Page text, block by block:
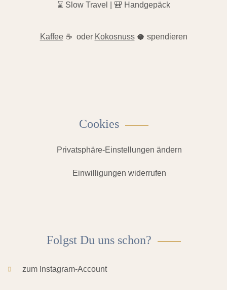
⌛️ Slow Travel | 🎒 Handgepäck
Kaffee☕ oder Kokosnuss🥥 spendieren
Cookies
Privatsphäre-Einstellungen ändern
Einwilligungen widerrufen
Folgst Du uns schon?
zum Instagram-Account